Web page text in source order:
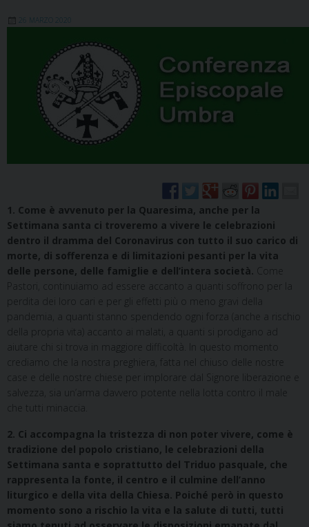
26 MARZO 2020
1. Come è avvenuto per la Quaresima, anche per la
Settimana santa ci troveremo a vivere le celebrazioni
dentro il dramma del Coronavirus con tutto il suo carico di
morte, di sofferenza e di limitazioni pesanti per la vita
delle persone, delle famiglie e dell’intera società. Come
Pastori, continuiamo ad essere accanto a quanti soffrono per la
perdita dei loro cari e per gli effetti più o meno gravi della
pandemia, a quanti stanno spendendo ogni forza (anche a rischio
della propria vita) accanto ai malati, a quanti si prodigano ad
aiutare chi si trova in maggiore difficoltà. In questo momento
crediamo che la nostra preghiera, fatta nel chiuso delle nostre
case e delle nostre chiese per implorare dal Signore liberazione e
salvezza, sia un’arma davvero potente nella lotta contro il male
che tutti minaccia.
2. Ci accompagna la tristezza di non poter vivere, come è
tradizione del popolo cristiano, le celebrazioni della
Settimana santa e soprattutto del Triduo pasquale, che
rappresenta la fonte, il centro e il culmine dell’anno
liturgico e della vita della Chiesa. Poiché però in questo
momento sono a rischio la vita e la salute di tutti, tutti